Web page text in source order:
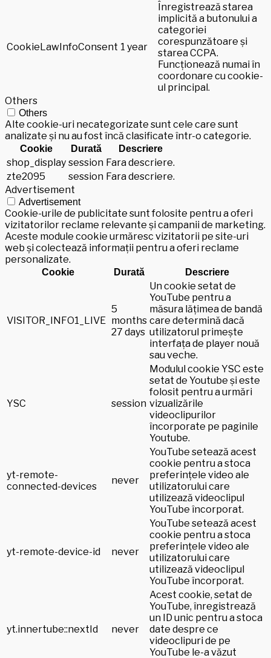
CookieLawInfoConsent 1 year
Înregistrează starea
implicită a butonului a
categoriei
corespunzătoare și
starea CCPA.
Funcționează numai în
coordonare cu cookie-
ul principal.
Others
Others
Alte cookie-uri necategorizate sunt cele care sunt
analizate și nu au fost încă clasificate într-o categorie.
Cookie Durată Descriere
shop_display session Fara descriere.
zte2095
session Fara descriere.
Advertisement
Advertisement
Cookie-urile de publicitate sunt folosite pentru a oferi
vizitatorilor reclame relevante și campanii de marketing.
Aceste module cookie urmăresc vizitatorii pe site-uri
web și colectează informații pentru a oferi reclame
personalizate.
Cookie Durată Descriere
VISITOR_INFO1_LIVE
5
months
27 days
Un cookie setat de
YouTube pentru a
măsura lățimea de bandă
care determină dacă
utilizatorul primește
interfața de player nouă
sau veche.
YSC session
Modulul cookie YSC este
setat de Youtube și este
folosit pentru a urmări
vizualizările
videoclipurilor
încorporate pe paginile
Youtube.
yt-remote-
connected-devices
never
YouTube setează acest
cookie pentru a stoca
preferințele video ale
utilizatorului care
utilizează videoclipul
YouTube încorporat.
yt-remote-device-id never
YouTube setează acest
cookie pentru a stoca
preferințele video ale
utilizatorului care
utilizează videoclipul
YouTube încorporat.
yt.innertube::nextId never
Acest cookie, setat de
YouTube, înregistrează
un ID unic pentru a stoca
date despre ce
videoclipuri de pe
YouTube le-a văzut